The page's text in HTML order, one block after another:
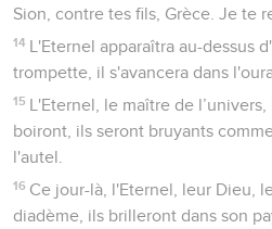
Sion, contre tes fils, Grèce. Je te
14 L'Eternel apparaîtra au-dessus
trompette, il s'avancera dans
15 L'Eternel, le maître de
boiront, ils seront bruyants
l'autel.
16 Ce jour-là, l'Eternel, leur Dieu,
diadème, ils brilleront dans son